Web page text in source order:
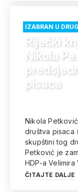
IZABRAN U
Riječki
Nikola
pisaca
Nikola
društva pisaca
skupštini tog
Petković je
HDP-a Velimira
ČITAJTE DALJE